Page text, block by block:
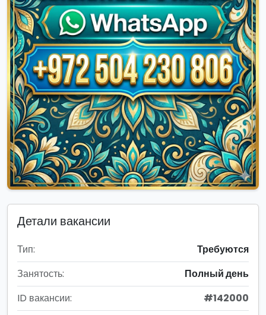
Детали вакансии
Тип:
Требуются
Занятость:
Полный день
ID вакансии:
#142000